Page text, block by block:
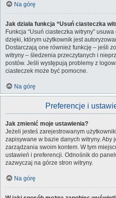
Na górę
Jak działa funkcja “Usuń ciasteczka
Funkcja “Usuń ciasteczka witryny”
dzięki, którym użytkownik jest
Dostarczają one również funkcję – jeśli
witryny – śledzenia przeczytanych i
postów. Jeśli występują problemy z
ciasteczek może być pomocne.
Na górę
Preferencje i
Jak zmienić moje ustawienia?
Jeżeli jesteś zarejestrowanym
zapisywane w bazie danych witryny. Aby
zarządzania swoim kontem. W tym
ustawień i preferencji. Odnośnik do
zazwyczaj na górze stron witryny.
Na górę